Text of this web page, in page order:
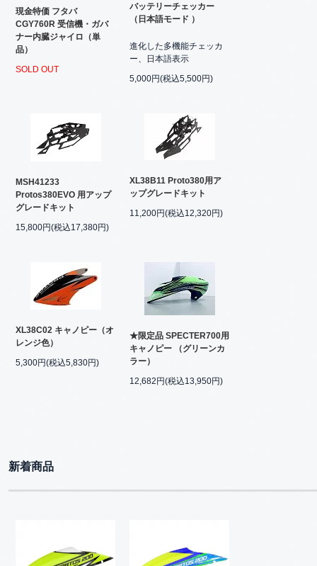
現金特価 フタバ
CGY760R 受信機・ガバ
ナー内臓ジャイロ（単
品）
SOLD OUT
バッテリーチェッカー
（日本語モード ）
進化した多機能チェッカ
ー、日本語表示
5,000円(税込5,500円)
MSH41233
Protos380EVO 用アップ
グレードキット
15,800円(税込17,380円)
XL38B11 Proto380用ア
ップグレードキット
11,200円(税込12,320円)
XL38C02 キャノピー（オ
レンジ色）
5,300円(税込5,830円)
★限定品 SPECTER700用
キャノピー （グリーンカ
ラー）
12,682円(税込13,950円)
新着商品